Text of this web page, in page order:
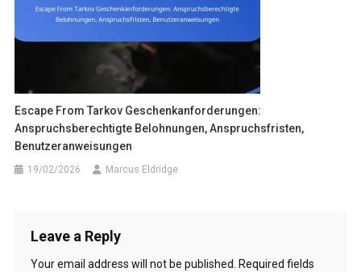
Escape From Tarkov Geschenkanforderungen:
Anspruchsberechtigte Belohnungen, Anspruchsfristen,
Benutzeranweisungen
19/02/2026 Marcus Eldridge
Leave a Reply
Your email address will not be published. Required fields